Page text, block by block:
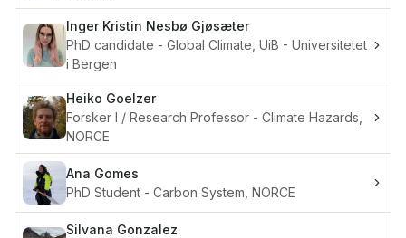
Inger Kristin Nesbø Gjøsæter
PhD candidate - Global Climate, UiB - Universitetet
i Bergen
Heiko Goelzer
Forsker I / Research Professor - Climate Hazards,
NORCE
Ana Gomes
PhD Student - Carbon System, NORCE
Silvana Gonzalez